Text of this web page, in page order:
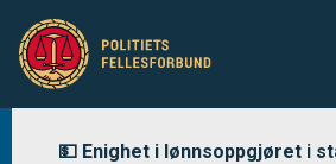
💵 Enighet i lønnsoppgjøret i